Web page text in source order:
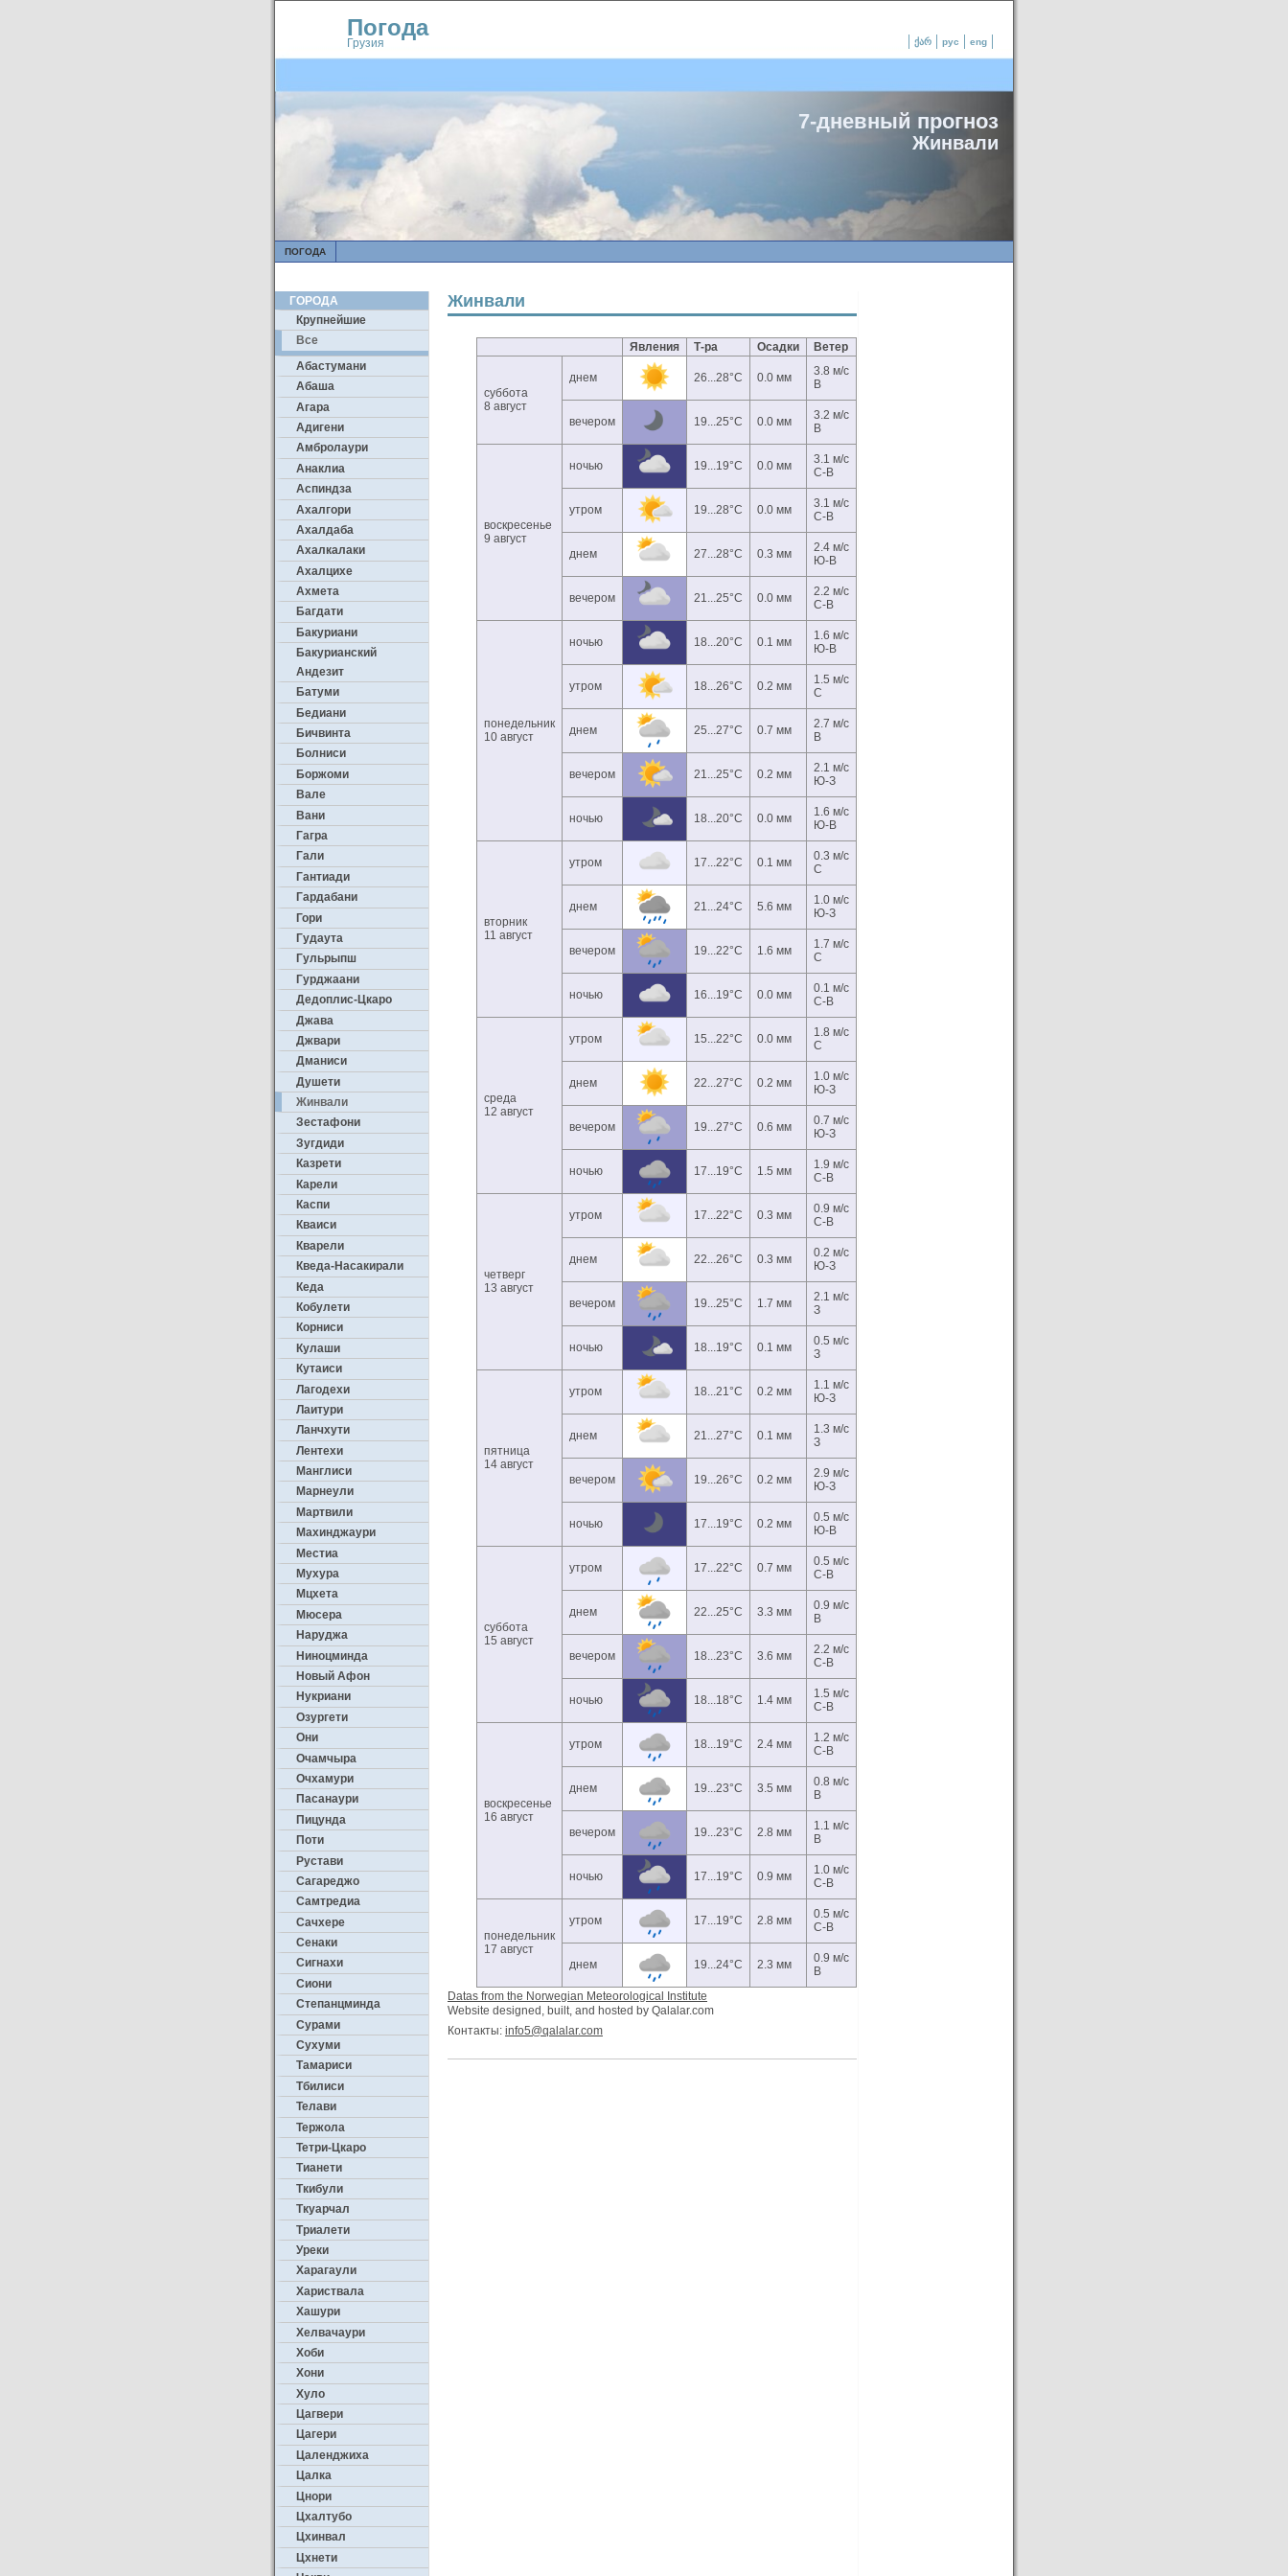
ქარ рус eng
Погода
Грузия
7-дневный прогноз
Жинвали
ПОГОДА
ГОРОДА
Крупнейшие
Все
Абастумани
Абаша
Агара
Адигени
Амбролаури
Анаклиа
Аспиндза
Ахалгори
Ахалдаба
Ахалкалаки
Ахалцихе
Ахмета
Багдати
Бакуриани
Бакурианский
Андезит
Батуми
Бедиани
Бичвинта
Болниси
Боржоми
Вале
Вани
Гагра
Гали
Гантиади
Гардабани
Гори
Гудаута
Гульрыпш
Гурджаани
Дедоплис-Цкаро
Джава
Джвари
Дманиси
Душети
Жинвали
Зестафони
Зугдиди
Казрети
Карели
Каспи
Кваиси
Кварели
Кведа-Насакирали
Кеда
Кобулети
Корниси
Кулаши
Кутаиси
Лагодехи
Лаитури
Ланчхути
Лентехи
Манглиси
Марнеули
Мартвили
Махинджаури
Местиа
Мухура
Мцхета
Мюсера
Наруджа
Ниноцминда
Новый Афон
Нукриани
Озургети
Они
Очамчыра
Очхамури
Пасанаури
Пицунда
Поти
Рустави
Сагареджо
Самтредиа
Сачхере
Сенаки
Сигнахи
Сиони
Степанцминда
Сурами
Сухуми
Тамариси
Тбилиси
Телави
Тержола
Тетри-Цкаро
Тианети
Ткибули
Ткуарчал
Триалети
Уреки
Харагаули
Хариствала
Хашури
Хелвачаури
Хоби
Хони
Хуло
Цагвери
Цагери
Цаленджиха
Цалка
Цнори
Цхалтубо
Цхинвал
Цхнети
Жинвали
Явления Т-ра Осадки Ветер
суббота
8 август
днем 26...28°C 0.0 мм
3.8 м/с
В
вечером 19...25°C 0.0 мм
3.2 м/с
В
воскресенье
9 август
ночью 19...19°C 0.0 мм
3.1 м/с
С-В
утром 19...28°C 0.0 мм
3.1 м/с
С-В
днем 27...28°C 0.3 мм
2.4 м/с
Ю-В
вечером 21...25°C 0.0 мм
2.2 м/с
С-В
понедельник
10 август
ночью 18...20°C 0.1 мм
1.6 м/с
Ю-В
утром 18...26°C 0.2 мм
1.5 м/с
С
днем 25...27°C 0.7 мм
2.7 м/с
В
вечером 21...25°C 0.2 мм
2.1 м/с
Ю-З
ночью 18...20°C 0.0 мм
1.6 м/с
Ю-В
вторник
11 август
утром 17...22°C 0.1 мм
0.3 м/с
С
днем 21...24°C 5.6 мм
1.0 м/с
Ю-З
вечером 19...22°C 1.6 мм
1.7 м/с
С
ночью 16...19°C 0.0 мм
0.1 м/с
С-В
среда
12 август
утром 15...22°C 0.0 мм
1.8 м/с
С
днем 22...27°C 0.2 мм
1.0 м/с
Ю-З
вечером 19...27°C 0.6 мм
0.7 м/с
Ю-З
ночью 17...19°C 1.5 мм
1.9 м/с
С-В
четверг
13 август
утром 17...22°C 0.3 мм
0.9 м/с
С-В
днем 22...26°C 0.3 мм
0.2 м/с
Ю-З
вечером 19...25°C 1.7 мм
2.1 м/с
З
ночью 18...19°C 0.1 мм
0.5 м/с
З
пятница
14 август
утром 18...21°C 0.2 мм
1.1 м/с
Ю-З
днем 21...27°C 0.1 мм
1.3 м/с
З
вечером 19...26°C 0.2 мм
2.9 м/с
Ю-З
ночью 17...19°C 0.2 мм
0.5 м/с
Ю-В
суббота
15 август
утром 17...22°C 0.7 мм
0.5 м/с
С-В
днем 22...25°C 3.3 мм
0.9 м/с
В
вечером 18...23°C 3.6 мм
2.2 м/с
С-В
ночью 18...18°C 1.4 мм
1.5 м/с
С-В
воскресенье
16 август
утром 18...19°C 2.4 мм
1.2 м/с
С-В
днем 19...23°C 3.5 мм
0.8 м/с
В
вечером 19...23°C 2.8 мм
1.1 м/с
В
ночью 17...19°C 0.9 мм
1.0 м/с
С-В
понедельник
17 август
утром 17...19°C 2.8 мм
0.5 м/с
С-В
днем 19...24°C 2.3 мм
0.9 м/с
В
Datas from the Norwegian Meteorological Institute
Website designed, built, and hosted by Qalalar.com
Контакты: info5@qalalar.com